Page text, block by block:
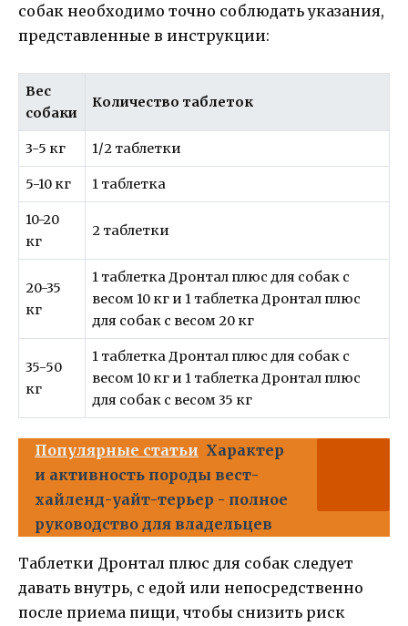
собак необходимо точно соблюдать указания,
представленные в инструкции:
Вес
собаки
Количество таблеток
3-5 кг 1/2 таблетки
5-10 кг 1 таблетка
10-20
кг
2 таблетки
20-35
кг
1 таблетка Дронтал плюс для собак с
весом 10 кг и 1 таблетка Дронтал плюс
для собак с весом 20 кг
35-50
кг
1 таблетка Дронтал плюс для собак с
весом 10 кг и 1 таблетка Дронтал плюс
для собак с весом 35 кг
Популярные статьи Характер
и активность породы вест-
хайленд-уайт-терьер - полное
руководство для владельцев
Таблетки Дронтал плюс для собак следует
давать внутрь, с едой или непосредственно
после приема пищи, чтобы снизить риск